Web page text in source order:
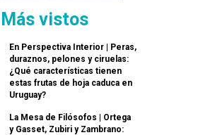
Más vistos
En Perspectiva Interior | Peras,
duraznos, pelones y ciruelas:
¿Qué características tienen
estas frutas de hoja caduca en
Uruguay?
La Mesa de Filósofos | Ortega
y Gasset, Zubiri y Zambrano: